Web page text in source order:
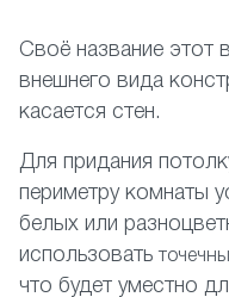
Своё название этот
внешнего вида
касается стен.
Для придания
периметру комнаты
белых или
использовать
что будет уместно